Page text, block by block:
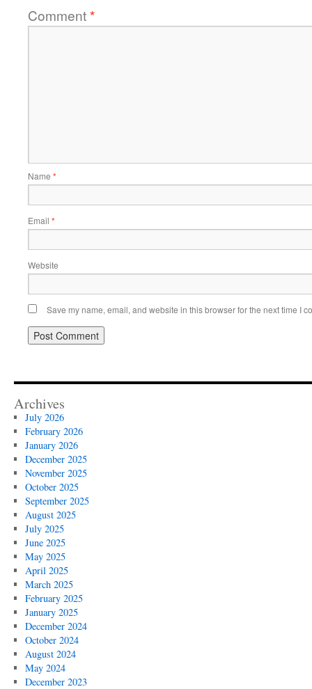
Comment*
Name *
Email *
Website
Save my name, email, and website in this browser for the next time I
Archives
July 2026
February 2026
January 2026
December 2025
November 2025
October 2025
September 2025
August 2025
July 2025
June 2025
May 2025
April 2025
March 2025
February 2025
January 2025
December 2024
October 2024
August 2024
May 2024
December 2023